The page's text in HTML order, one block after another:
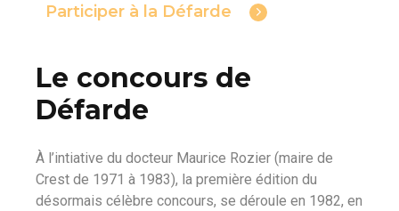
Participer à la Défarde
Le concours de
Défarde
À l’intiative du docteur Maurice Rozier (maire de
Crest de 1971 à 1983), la première édition du
désormais célèbre concours, se déroule en 1982, en